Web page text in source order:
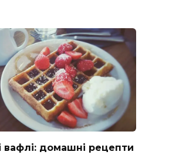
вафлі: домашні рецепти